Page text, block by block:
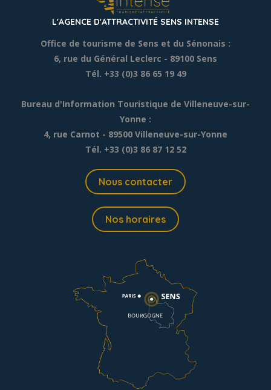
L'AGENCE D'ATTRACTIVITÉ SENS INTENSE
Office de tourisme de Sens et du Sénonais :
6, rue du Général Leclerc - 89100 Sens
Tél. +33 (0)3 86 65 19 49
Bureau d'Information Touristique de Villeneuve-sur-
Yonne :
4, rue Carnot - 89500 Villeneuve-sur-Yonne
Tél. +33 (0)3 86 87 12 52
Nous contacter
Nos horaires